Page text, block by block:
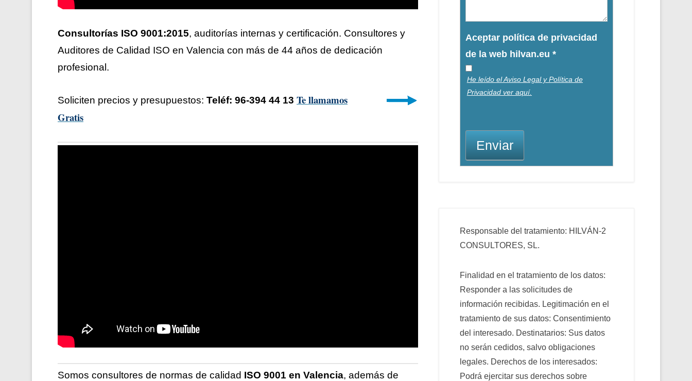
Consultorías ISO 9001:2015, auditorías internas y certificación. Consultores y
Auditores de Calidad ISO en Valencia con más de 44 años de dedicación
profesional.
Soliciten precios y presupuestos: Teléf: 96-394 44 13 Te llamamos
Gratis
Somos consultores de normas de calidad ISO 9001 en Valencia, además de
Aceptar política de privacidad
de la web hilvan.eu *
He leído el Aviso Legal y Política de
Privacidad ver aquí.
Enviar
Responsable del tratamiento: HILVÁN-2
CONSULTORES, SL.
Finalidad en el tratamiento de los datos:
Responder a las solicitudes de
información recibidas. Legitimación en el
tratamiento de sus datos: Consentimiento
del interesado. Destinatarios: Sus datos
no serán cedidos, salvo obligaciones
legales. Derechos de los interesados:
Podrá ejercitar sus derechos sobre